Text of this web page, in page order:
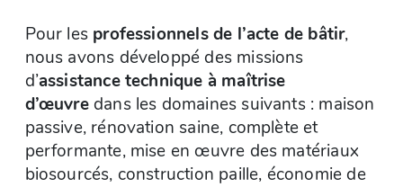
Pour les professionnels de l’acte de bâtir,
nous avons développé des missions
d’assistance technique à maîtrise
d’œuvredans les domaines suivants : maison
passive, rénovation saine, complète et
performante, mise en œuvre des matériaux
biosourcés, construction paille, économie de